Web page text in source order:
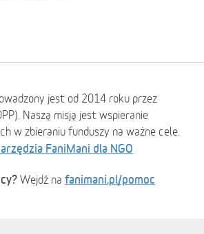
jest od 2014 roku przez
Naszą misją jest wspieranie
w zbieraniu funduszy na ważne cele.
FaniMani dla NGO
Wejdź na fanimani.pl/pomoc